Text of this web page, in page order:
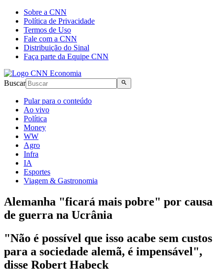
Sobre a CNN
Política de Privacidade
Termos de Uso
Fale com a CNN
Distribuição do Sinal
Faça parte da Equipe CNN
Buscar
Pular para o conteúdo
Ao vivo
Política
Money
WW
Agro
Infra
IA
Esportes
Viagem & Gastronomia
Alemanha "ficará mais pobre" por causa
de guerra na Ucrânia
"Não é possível que isso acabe sem custos
para a sociedade alemã, é impensável",
disse Robert Habeck